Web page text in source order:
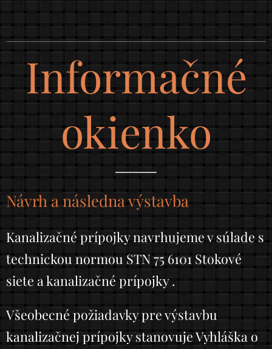
Informačné
okienko
Návrh a následna výstavba
Kanalizačné prípojky navrhujeme v súlade s
technickou normou STN 75 6101 Stokové
siete a kanalizačné prípojky .
Všeobecné požiadavky pre výstavbu
kanalizačnej prípojky stanovuje Vyhláška o